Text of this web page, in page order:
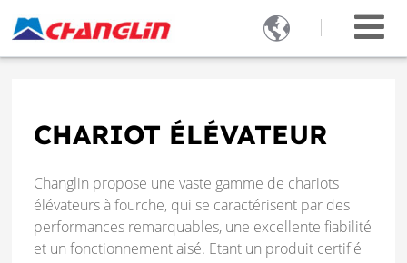

CHARIOT ÉLÉVATEUR
Changlin propose une vaste gamme de chariots
élévateurs à fourche, qui se caractérisent par des
performances remarquables, une excellente fiabilité
et un fonctionnement aisé. Etant un produit certifié